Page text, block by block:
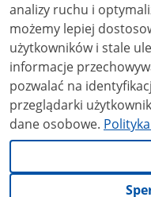
analizy ruchu i optymalizacji
możemy lepiej
użytkowników i stale ulepszać
informacje
pozwalać na
przeglądarki
dane osobowe.